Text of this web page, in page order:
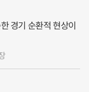
경기 순환적 현상이